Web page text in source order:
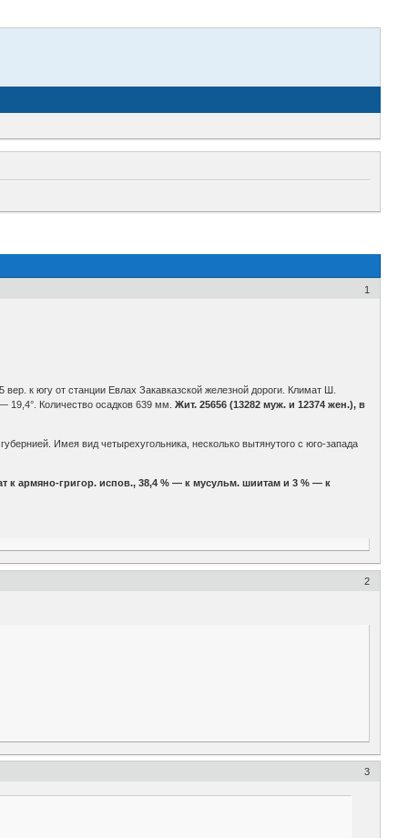
1
к югу от станции Евлах Закавказской железной дороги. Климат Ш.
19,4°. Количество осадков 639 мм.Жит. 25656 (13282 муж. и 12374 жен.), в
Имея вид четырехугольника, несколько вытянутого с юго-запада
к армяно-григор. испов., 38,4 % — к мусульм. шиитам и 3 % — к
2
3